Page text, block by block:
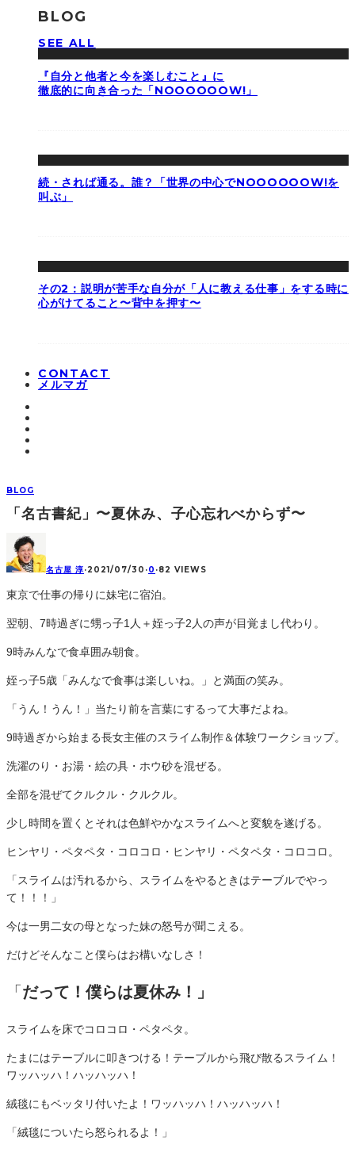
BLOG
SEE ALL
『自分と他者と今を楽しむこと』に
徹底的に向き合った「NOOOOOOW!」
続・されば通る。誰？「世界の中心でNOOOOOOW!を
叫ぶ」
その2：説明が苦手な自分が「人に教える仕事」をする時に
心がけてること〜背中を押す〜
CONTACT
メルマガ
BLOG
「名古書紀」〜夏休み、子心忘れべからず〜
名古屋 淳·2021/07/30 ·0 ·82 VIEWS
東京で仕事の帰りに妹宅に宿泊。
翌朝、7時過ぎに甥っ子1人＋姪っ子2人の声が目覚まし代わり。
9時みんなで食卓囲み朝食。
姪っ子5歳「みんなで食事は楽しいね。」と満面の笑み。
「うん！うん！」当たり前を言葉にするって大事だよね。
9時過ぎから始まる長女主催のスライム制作＆体験ワークショップ。
洗濯のり・お湯・絵の具・ホウ砂を混ぜる。
全部を混ぜてクルクル・クルクル。
少し時間を置くとそれは色鮮やかなスライムへと変貌を遂げる。
ヒンヤリ・ペタペタ・コロコロ・ヒンヤリ・ペタペタ・コロコロ。
「スライムは汚れるから、スライムをやるときはテーブルでやっ
て！！！」
今は一男二女の母となった妹の怒号が聞こえる。
だけどそんなこと僕らはお構いなしさ！
「だって！僕らは夏休み！」
スライムを床でコロコロ・ペタペタ。
たまにはテーブルに叩きつける！テーブルから飛び散るスライム！
ワッハッハ！ハッハッハ！
絨毯にもベッタリ付いたよ！ ワッハッハ！ハッハッハ！
「絨毯についたら怒られるよ！」